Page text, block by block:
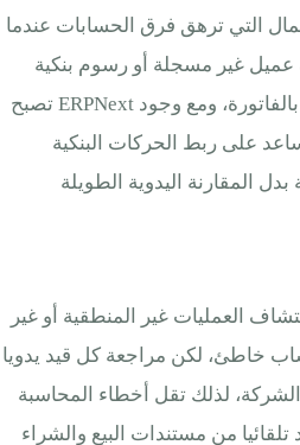
التي ترهق فرق الحسابات عندما
عميل غير مسجلة أو رسوم بنكية
منسية أو تحويل لم يتم ربطه بالفاتورة، ومع وجود ERPNext تصبح
على ربط الحركات البنكية
المقارنة اليدوية الطويلة
العمليات غير المنطقية أو غير
خاطئ، لكن مراجعة كل قيد يدويا
لذلك تقل أخطاء المحاسبة
تلقائيا من مستندات البيع والشراء